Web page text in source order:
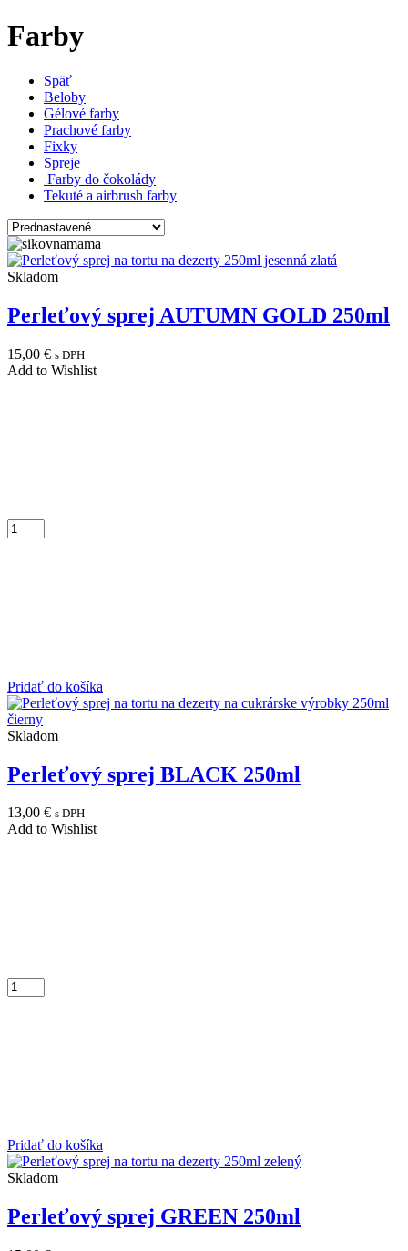
Farby
Späť
Beloby
Gélové farby
Prachové farby
Fixky
Spreje
Farby do čokolády
Tekuté a airbrush farby
Skladom
Perleťový sprej AUTUMN GOLD 250ml
15,00 € s DPH
Add to Wishlist
Pridať do košíka
Skladom
Perleťový sprej BLACK 250ml
13,00 € s DPH
Add to Wishlist
Pridať do košíka
Skladom
Perleťový sprej GREEN 250ml